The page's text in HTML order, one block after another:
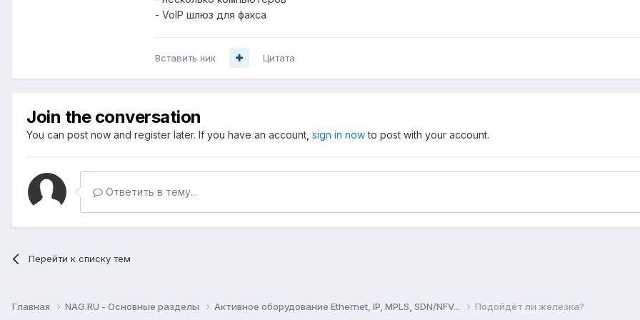
- VoIP шлюз для факса
Вставить ник Цитата
Join the conversation
You can post now and register later. If you have an account, sign in nowto post with your account.
Ответить в тему...
Перейти к списку тем
Главная NAG.RU - Основные разделы Активное оборудование Ethernet, IP, MPLS, SDN/NFV... Подойдёт ли железка?